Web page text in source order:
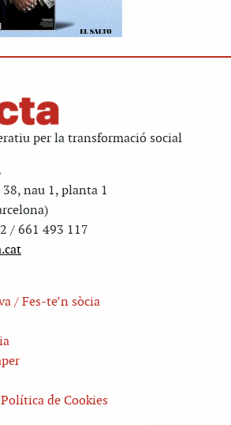
per la transformació social
38, nau 1, planta 1
/ 661 493 117
/ Fes-te’n sòcia
de Cookies